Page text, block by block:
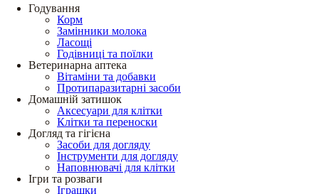
Годування
Корм
Замінники молока
Ласощі
Годівниці та поїлки
Ветеринарна аптека
Вітаміни та добавки
Протипаразитарні засоби
Домашній затишок
Аксесуари для клітки
Клітки та переноски
Догляд та гігієна
Засоби для догляду
Інструменти для догляду
Наповнювачі для клітки
Ігри та розваги
Іграшки